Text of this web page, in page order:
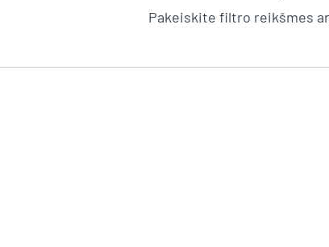
Pakeiskite filtro reikšmes